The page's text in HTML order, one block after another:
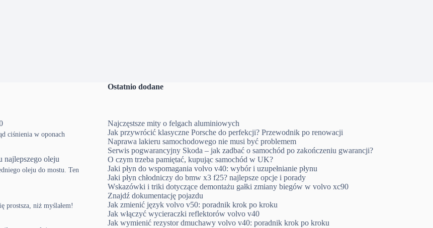
ciśnienia w oponach
najlepszego oleju
oleju do mostu. Ten
prostsza, niż myślałem!
Ostatnio dodane
Najczęstsze mity o felgach aluminiowych
Jak przywrócić klasyczne Porsche do perfekcji? Przewodnik po renowacji
Naprawa lakieru samochodowego nie musi być problemem
Serwis pogwarancyjny Skoda – jak zadbać o samochód po zakończeniu gwarancji?
O czym trzeba pamiętać, kupując samochód w UK?
Jaki płyn do wspomagania volvo v40: wybór i uzupełnianie płynu
Jaki płyn chłodniczy do bmw x3 f25? najlepsze opcje i porady
Wskazówki i triki dotyczące demontażu gałki zmiany biegów w volvo xc90
Znajdź dokumentację pojazdu
Jak zmienić język volvo v50: poradnik krok po kroku
Jak włączyć wycieraczki reflektorów volvo v40
Jak wymienić rezystor dmuchawy volvo v40: poradnik krok po kroku